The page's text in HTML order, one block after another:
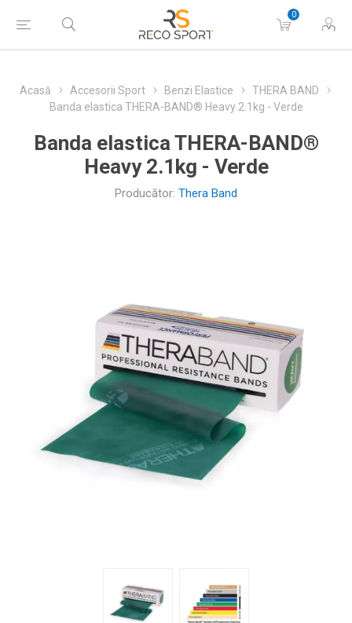
0
Acasă Accesorii Sport Benzi Elastice
THERA BAND
Banda elastica THERA-BAND® Heavy 2.1kg - Verde
Banda elastica THERA-BAND®
Heavy 2.1kg - Verde
Producător: Thera Band